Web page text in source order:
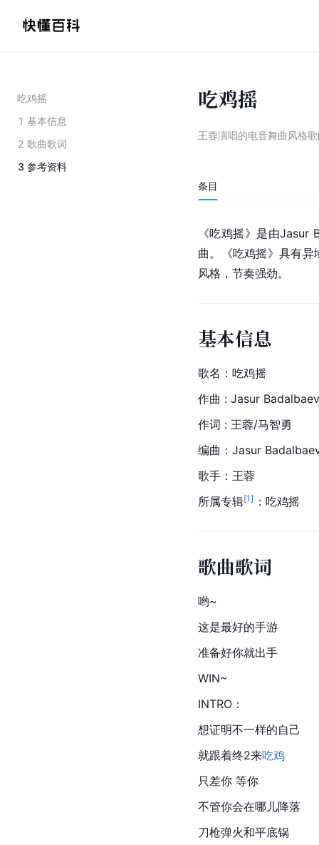
吃鸡摇
1 基本信息
2 歌曲歌词
3 参考资料
吃鸡摇
王蓉演唱的电音舞曲风格
条目
《吃鸡摇》是由Jasur
曲。《吃鸡摇》具有异
风格，节奏强劲。
基本信息
歌名：吃鸡摇
作曲 : Jasur Badalbaev
作词 : 王蓉/马智勇
编曲：Jasur
歌手：王蓉
所属专辑[1] ：吃鸡摇
歌曲歌词
哟~
这是最好的手游
准备好你就出手
WIN~
INTRO：
想证明不一样的自己
就跟着终2来吃鸡
只差你 等你
不管你会在哪儿降落
刀枪弹火和平底锅